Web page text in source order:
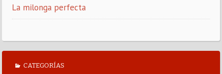
La milonga perfecta
CATEGORÍAS